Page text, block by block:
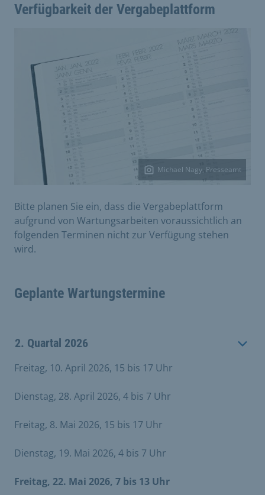
Verfügbarkeit der Vergabeplattform
Michael Nagy, Presseamt
Bitte planen Sie ein, dass die Vergabeplattform
aufgrund von Wartungsarbeiten voraussichtlich an
folgenden Terminen nicht zur Verfügung stehen
wird.
Geplante Wartungstermine
2. Quartal 2026
Freitag, 10. April 2026, 15 bis 17 Uhr
Dienstag, 28. April 2026, 4 bis 7 Uhr
Freitag, 8. Mai 2026, 15 bis 17 Uhr
Dienstag, 19. Mai 2026, 4 bis 7 Uhr
Freitag, 22. Mai 2026, 7 bis 13 Uhr